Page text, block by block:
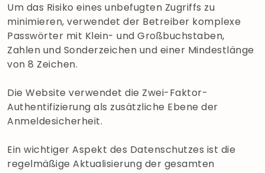
Um das Risiko eines unbefugten Zugriffs zu
minimieren, verwendet der Betreiber komplexe
Passwörter mit Klein- und Großbuchstaben,
Zahlen und Sonderzeichen und einer Mindestlänge
von 8 Zeichen.
Die Website verwendet die Zwei-Faktor-
Authentifizierung als zusätzliche Ebene der
Anmeldesicherheit.
Ein wichtiger Aspekt des Datenschutzes ist die
regelmäßige Aktualisierung der gesamten